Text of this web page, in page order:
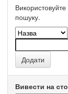
пошуку.
Вивести на